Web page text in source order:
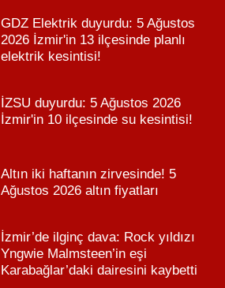
GDZ Elektrik duyurdu: 5 Ağustos
2026 İzmir'in 13 ilçesinde planlı
elektrik kesintisi!
İZSU duyurdu: 5 Ağustos 2026
İzmir'in 10 ilçesinde su kesintisi!
Altın iki haftanın zirvesinde! 5
Ağustos 2026 altın fiyatları
İzmir’de ilginç dava: Rock yıldızı
Yngwie Malmsteen’in eşi
Karabağlar’daki dairesini kaybetti